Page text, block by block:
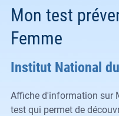
Mon test
Femme
Institut National
Affiche d'information sur
test qui permet de